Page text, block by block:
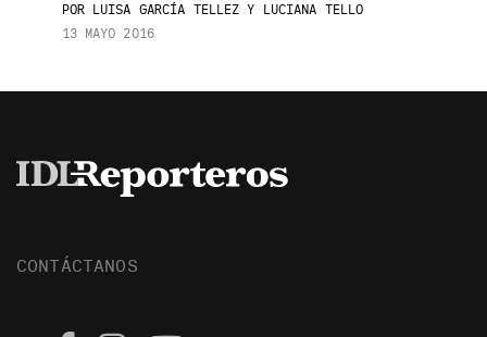
PORLUISA GARCÍA TELLEZ Y LUCIANA TELLO
13 MAYO 2016
CONTÁCTANOS